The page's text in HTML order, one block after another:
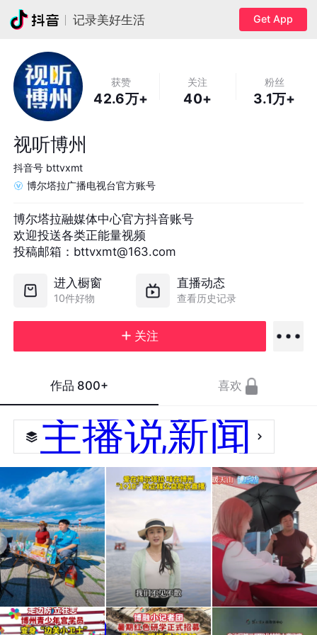
记录美好生活 Get App
获赞
42.6万+
关注
40+
粉丝
3.1万+
视听博州
抖音号 bttvxmt
博尔塔拉广播电视台官方账号
博尔塔拉融媒体中心官方抖音账号
欢迎投送各类正能量视频
投稿邮箱：bttvxmt@163.com
进入橱窗
10件好物
直播动态
查看历史记录
关注
作品 800+ 喜欢
主播说新闻